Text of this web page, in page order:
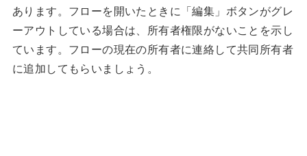
あります。フローを開いたときに「編集」ボタンがグレ
ーアウトしている場合は、所有者権限がないことを示し
ています。フローの現在の所有者に連絡して共同所有者
に追加してもらいましょう。